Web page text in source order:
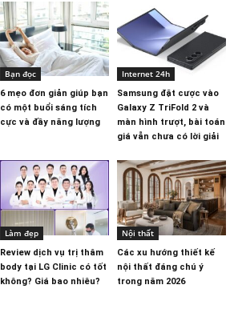
Bạn đọc
6 mẹo đơn giản giúp bạn
có một buổi sáng tích
cực và đầy năng lượng
Internet 24h
Samsung đặt cược vào
Galaxy Z TriFold 2 và
màn hình trượt, bài toán
giá vẫn chưa có lời giải
Làm đẹp
Review dịch vụ trị thâm
body tại LG Clinic có tốt
không? Giá bao nhiêu?
Nội thất
Các xu hướng thiết kế
nội thất đáng chú ý
trong năm 2026